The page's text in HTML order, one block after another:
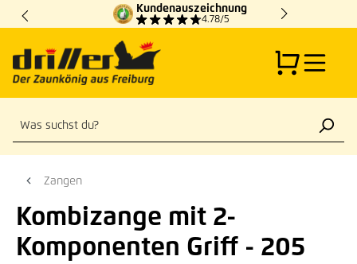
Zum Hauptinhalt springen
Kundenauszeichnung
4.78/5
Zangen
Kombizange mit 2-
Komponenten Griff - 205